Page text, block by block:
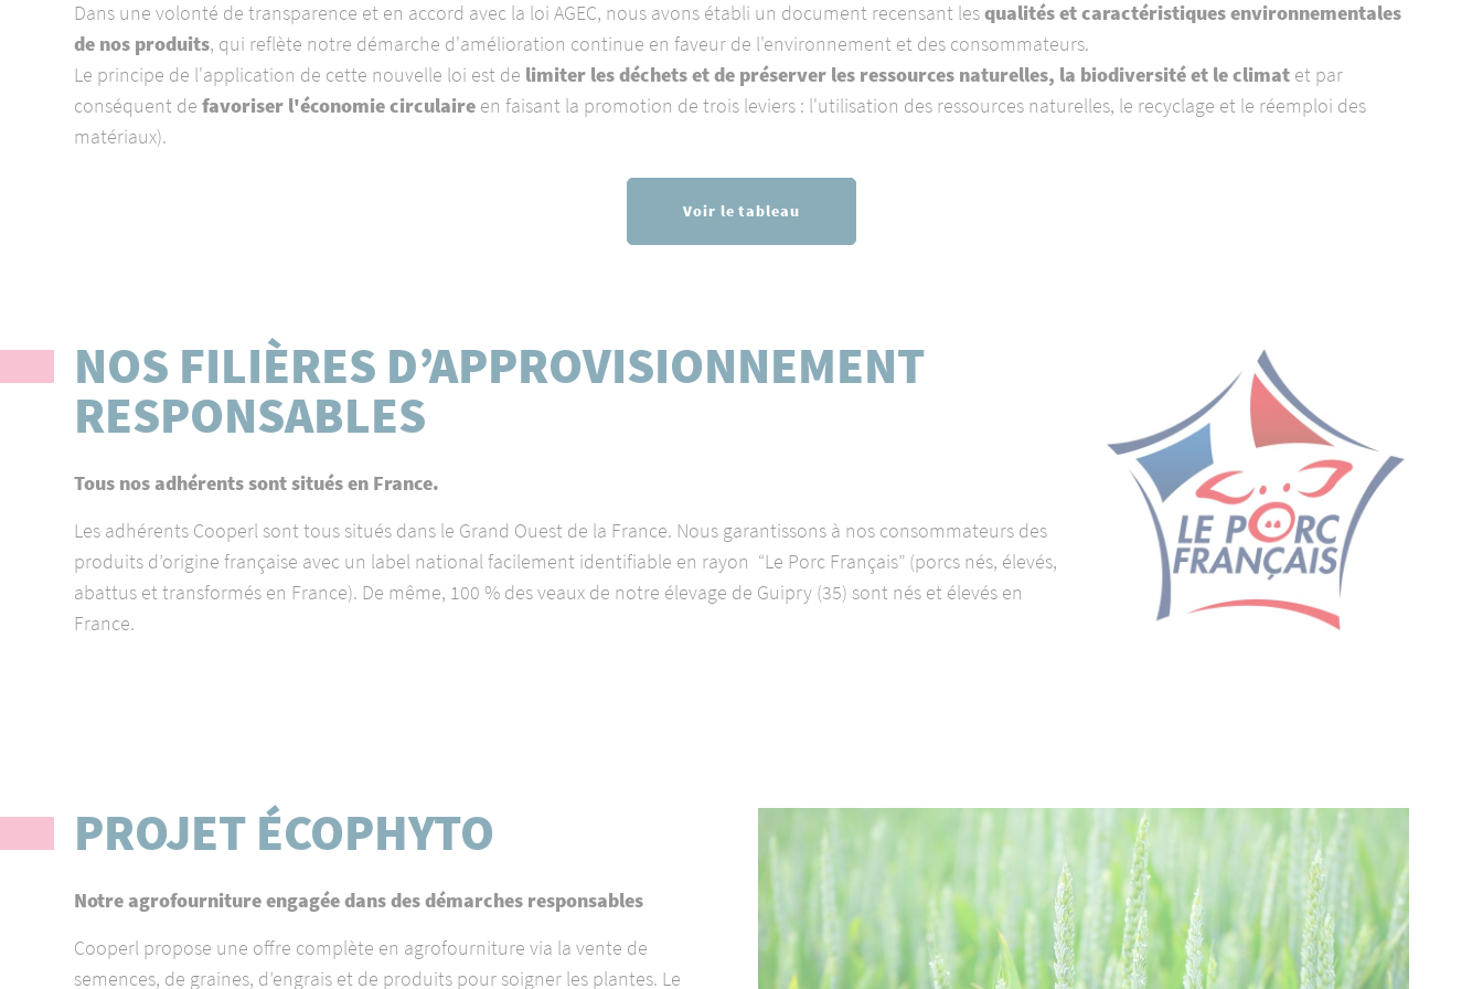
Dans une volonté de transparence et en accord avec la loi AGEC, nous avons établi un document recensant lesqualités et caractéristiques environnementales
de nos produits, qui reflète notre démarche d'amélioration continue en faveur de l'environnement et des consommateurs.
Le principe de l'application de cette nouvelle loi est de limiter les déchets et de préserver les ressources naturelles, la biodiversité et le climat et par
conséquent defavoriser l'économie circulaire en faisant la promotion de trois leviers : l'utilisation des ressources naturelles, le recyclage et le réemploi des
matériaux).
Voir le tableau
NOS FILIÈRES D’APPROVISIONNEMENT
RESPONSABLES
Tous nos adhérents sont situés en France.
Les adhérents Cooperl sont tous situés dans le Grand Ouest de la France. Nous garantissons à nos consommateurs des
produits d’origine française avec un label national facilement identifiable en rayon “Le Porc Français” (porcs nés, élevés,
abattus et transformés en France). De même, 100 % des veaux de notre élevage de Guipry (35) sont nés et élevés en
France.
PROJET ÉCOPHYTO
Notre agrofourniture engagée dans des démarches responsables
Cooperl propose une offre complète en agrofourniture via la vente de
semences, de graines, d’engrais et de produits pour soigner les plantes. Le